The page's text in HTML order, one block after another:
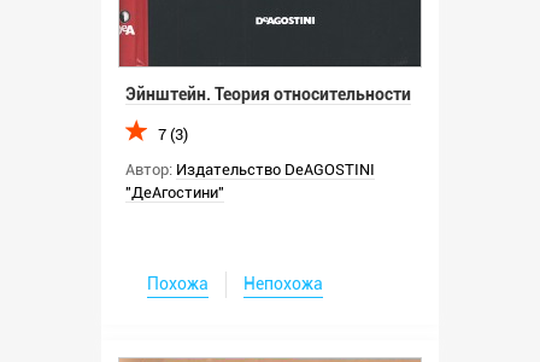
Эйнштейн. Теория относительности
7 (3)
Автор: Издательство DeAGOSTINI
"ДеАгостини"
Похожа Непохожа